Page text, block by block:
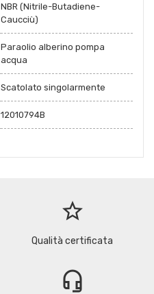
NBR (Nitrile-Butadiene-
Caucciù)
Paraolio alberino pompa
acqua
Scatolato singolarmente
12010794B
star_border
Qualità certificata
headset_mic